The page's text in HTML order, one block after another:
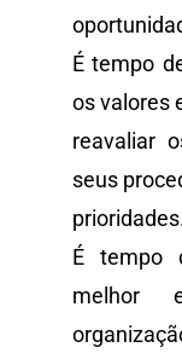
É tempo
os valores
reavaliar
seus
É tempo
melhor